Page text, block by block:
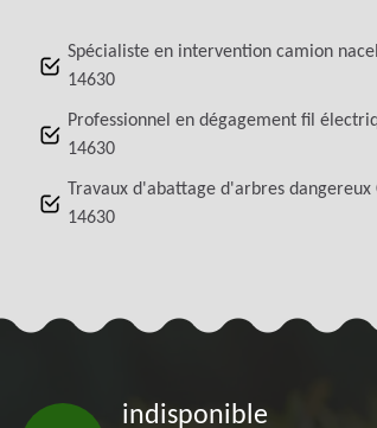
Spécialiste en intervention camion
14630
Professionnel en dégagement fil
14630
Travaux d'abattage d'arbres dangereux
14630
indisponible